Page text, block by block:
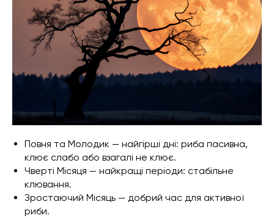
Повня та Молодик — найгірші дні: риба пасивна,
клює слабо або взагалі не клює.
Чверті Місяця — найкращі періоди: стабільне
клювання.
Зростаючий Місяць — добрий час для активної
риби.